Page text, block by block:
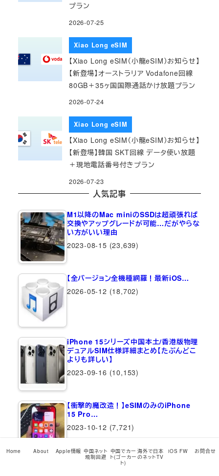
プラン
2026-07-25
Xiao Long eSIM
【Xiao Long eSIM（小龍eSIM）お知らせ】
【新登場】オーストラリア Vodafone回線
80GB＋35ヶ国国際通話かけ放題プラン
2026-07-24
Xiao Long eSIM
【Xiao Long eSIM（小龍eSIM）お知らせ】
【新登場】韓国 SKT回線 データ使い放題
＋現地電話番号付きプラン
2026-07-23
人気記事
M1以降のMac miniのSSDは超頑張れば
交換やアップグレードが可能…だがやらな
い方がいい理由
2023-08-15 (23,639)
【全バージョン全機種網羅！最新iOS…
2026-05-12 (18,702)
iPhone 15シリーズ中国本土/香港版物理
デュアルSIM仕様詳細まとめ【たぶんどこ
よりも詳しい】
2023-09-16 (10,153)
【衝撃的魔改造！】eSIMのみのiPhone
15 Pro…
2023-10-12 (7,721)
【現在受付中止中】【遠隔操作で解除可
Home About Apple情報 中国ネット
規制回避
中国でカー
ト(ゴーカー
ト)
海外で日本
のネットTV
iOS FW お問合せ